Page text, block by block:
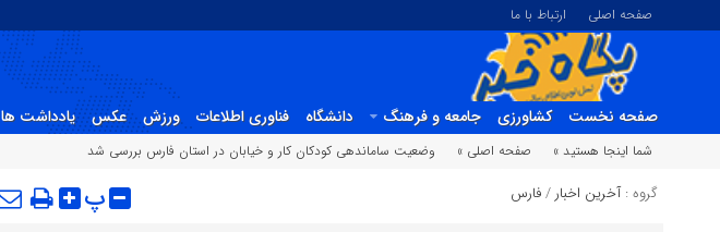
صفحه اصلی ارتباط با ما
صفحه نخست کشاورزی جامعه و فرهنگ دانشگاه فناوری اطلاعات ورزش عکس یادداشت ها
شما اینجا هستید »
صفحه اصلی » وضعیت ساماندهی کودکان کار و خیابان در استان فارس بررسی شد
گروه :آخرین اخبار /فارس پ